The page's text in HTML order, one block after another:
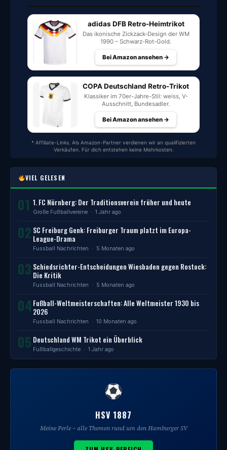
adidas DFB Retro-Heimtrikot
Das ikonische Zickzack-Design der WM
1990 – Schwarz-Rot-Gold.
Bei Amazon ansehen →
COPA Deutschland Retro-Trikot
Klassiker im 70er-Jahre-Stil: weiss, V-
Ausschnitt, Bundesadler.
Bei Amazon ansehen →
* Affiliate-Links. Als Amazon-Partner verdienen wir an qualifizierten
Verkäufen. Für dich entstehen keine Mehrkosten.
VIEL GELESEN
01 1. FC Nürnberg: Der Traditionsverein früher und heute
Große Fußballvereine · 1 Jahr ago
02 SC Freiburg Genk: Freiburger Traum platzt im Europa-
League-Drama
Fussball Nachrichten · 5 Monaten ago
03 Schiedsrichter-Entscheidungen Wiesbaden gegen Rostock:
Die Kritik
Fussball Nachrichten · 5 Monaten ago
04 Fußball-Weltmeisterschaften: Alle Weltmeister 1930 bis
2026
Fussball Nachrichten · 10 Monaten ago
05 Deutschland WM Trikot ein Überblick
Fußballgeschichte · 1 Jahr ago
HSV 1887
Meine Perle – alle Themen rund um den Hamburger SV